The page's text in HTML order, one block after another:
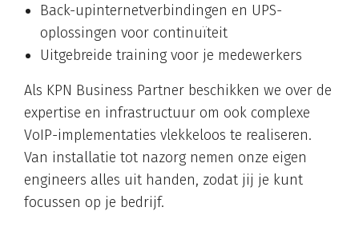
Back-upinternetverbindingen en UPS-
oplossingen voor continuïteit
Uitgebreide training voor je medewerkers
Als KPN Business Partner beschikken we over de
expertise en infrastructuur om ook complexe
VoIP-implementaties vlekkeloos te realiseren.
Van installatie tot nazorg nemen onze eigen
engineers alles uit handen, zodat jij je kunt
focussen op je bedrijf.